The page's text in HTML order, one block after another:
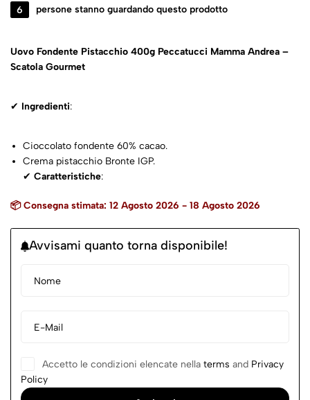
6 persone stanno guardando questo prodotto
Uovo Fondente Pistacchio 400g Peccatucci Mamma Andrea –
Scatola Gourmet
✔ Ingredienti:
Cioccolato fondente 60% cacao.
Crema pistacchio Bronte IGP.
✔Caratteristiche:
✔Packaging:
Prosecco, amaretti, gelato.
Fresco (fino a 4 mesi).
📦 Consegna stimata: 12 Agosto 2026 - 18 Agosto 2026
Avvisami quanto torna disponibile!
Accetto le condizioni elencate nella terms and Privacy
Policy